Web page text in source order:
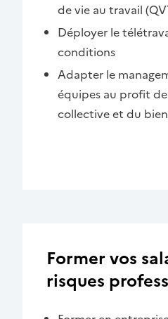
de vie au travail
Déployer le
conditions
Adapter le
équipes au profit
collective et du
Former vos
risques